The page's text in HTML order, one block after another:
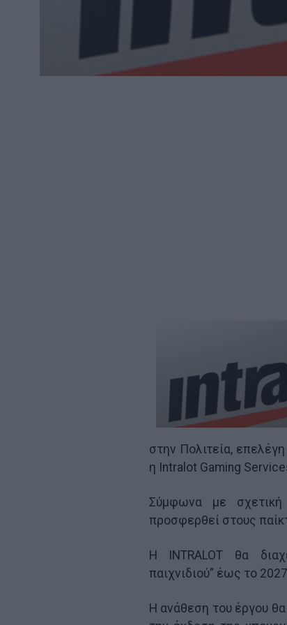
στην Πολιτεία,
η Intralot Gaming
Σύμφωνα με σχετική
προσφερθεί στους
Η INTRALOT θα
παιχνιδιού” έως το
Η ανάθεση του έργου